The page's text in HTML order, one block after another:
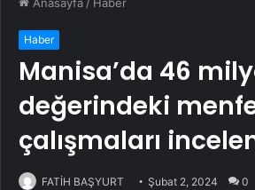
Anasayfa / Haber
Haber
Manisa’da 46
değerindeki
çalışmaları
FATİH BAŞYURT Şubat 2, 2024 0